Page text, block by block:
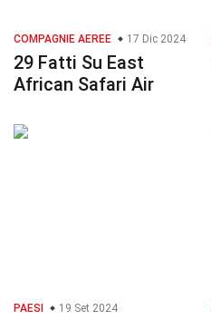
COMPAGNIE AEREE 17 Dic 2024
29 Fatti Su East
African Safari Air
PAESI 19 Set 2024